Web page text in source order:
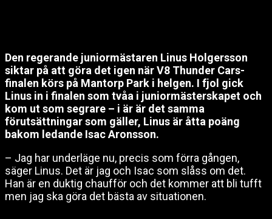
Den regerande juniormästaren Linus Holgersson
siktar på att göra det igen när V8 Thunder Cars-
finalen körs på Mantorp Park i helgen. I fjol gick
Linus in i finalen som tvåa i juniormästerskapet och
kom ut som segrare – i är är det samma
förutsättningar som gäller, Linus är åtta poäng
bakom ledande Isac Aronsson.
– Jag har underläge nu, precis som förra gången,
säger Linus. Det är jag och Isac som slåss om det.
Han är en duktig chaufför och det kommer att bli tufft
men jag ska göra det bästa av situationen.